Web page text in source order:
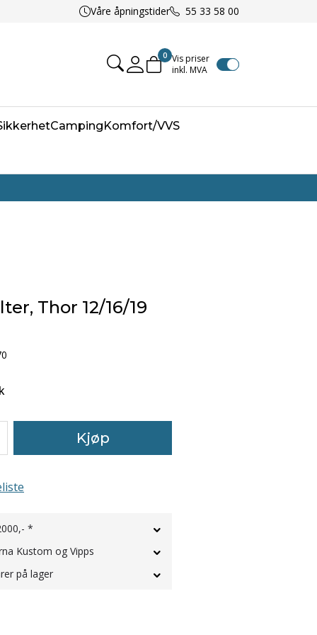
Våre åpningstider 55 33 58 00
Mine sider
0 Vis priser
inkl. MVA
CampingKomfort/VVS
Thor 12/16/19
Kjøp
*
Kustom og Vipps
på lager